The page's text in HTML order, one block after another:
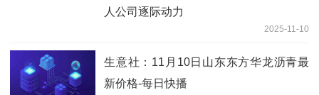
人公司逐际动力
2025-11-10
生意社：11月10日山东东方华龙沥青最
新价格-每日快播